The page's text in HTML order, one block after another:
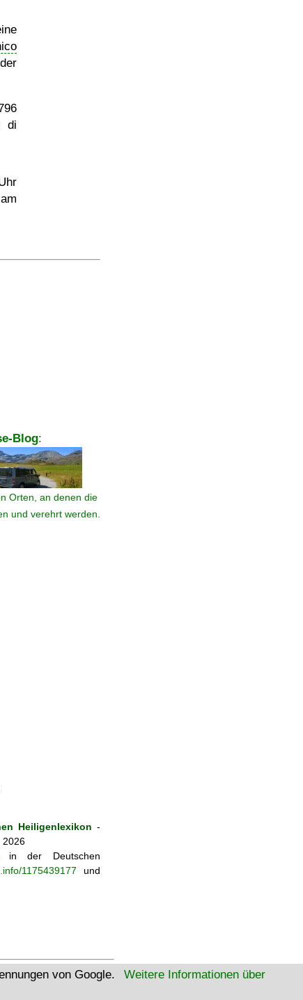
di
Blog:
Orten, an denen die
und verehrt werden.
Heiligenlexikon -
2026
in der Deutschen
1175439177 und
von Google.
Weitere Informationen über